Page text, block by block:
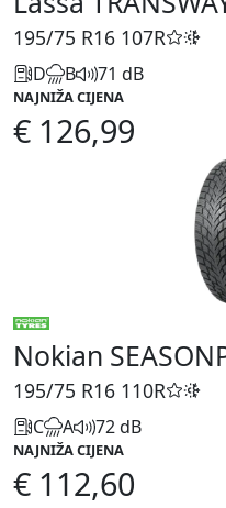
195/75 R16 107R
D B 71 dB
NAJNIŽA CIJENA
€ 126,99
Nokian
195/75 R16 110R
C A 72 dB
NAJNIŽA CIJENA
€ 112,60